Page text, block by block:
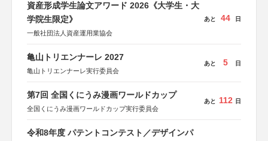
資産形成学生論文アワード 2026《大学生・大
学院生限定》
一般社団法人資産運用業協会
あと 44 日
亀山トリエンナーレ 2027
亀山トリエンナーレ実行委員会
あと 5 日
第7回 全国くにうみ漫画ワールドカップ
全国くにうみ漫画ワールドカップ実行委員会
あと 112 日
令和8年度 パテントコンテスト／デザインパ